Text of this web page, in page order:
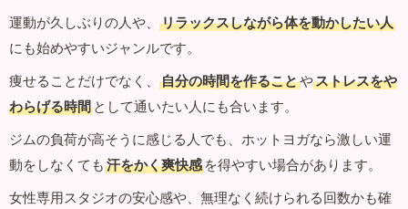
運動が久しぶりの人や、
リラックスしながら体を動かしたい人
にも始めやすいジャンルです。
痩せることだけでなく、
自分の時間を作ることやストレスをや
わらげる時間 として通いたい人にも合います。
ジムの負荷が高そうに感じる人でも、ホットヨガなら激しい運
動をしなくても 汗をかく爽快感 を得やすい場合があります。
女性専用スタジオの安心感や、無理なく続けられる回数かも確